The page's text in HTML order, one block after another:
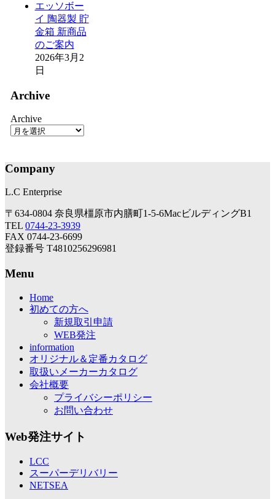
エッソボー
イ 陶器製 貯
金箱 新商品
のご案内
2026年3月2
日
Archive
Archive
Company
L.C Enterprise
〒634-0804 奈良県橿原市内膳町1-5-6MacビルディングB1
TEL 0744-23-3939
FAX 0744-23-6699
登録番号 T4810256296981
Menu
Home
初めての方へ
新規取引申請
WEB発注
information
オリジナル＆定番カタログ
取扱いメーカーカタログ
会社概要
プライバシーポリシー
お問い合わせ
Web発注サイト
LCC
スーパーデリバリー
NETSEA